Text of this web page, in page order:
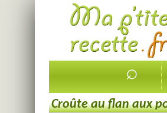
⌕
Croûte au flan aux